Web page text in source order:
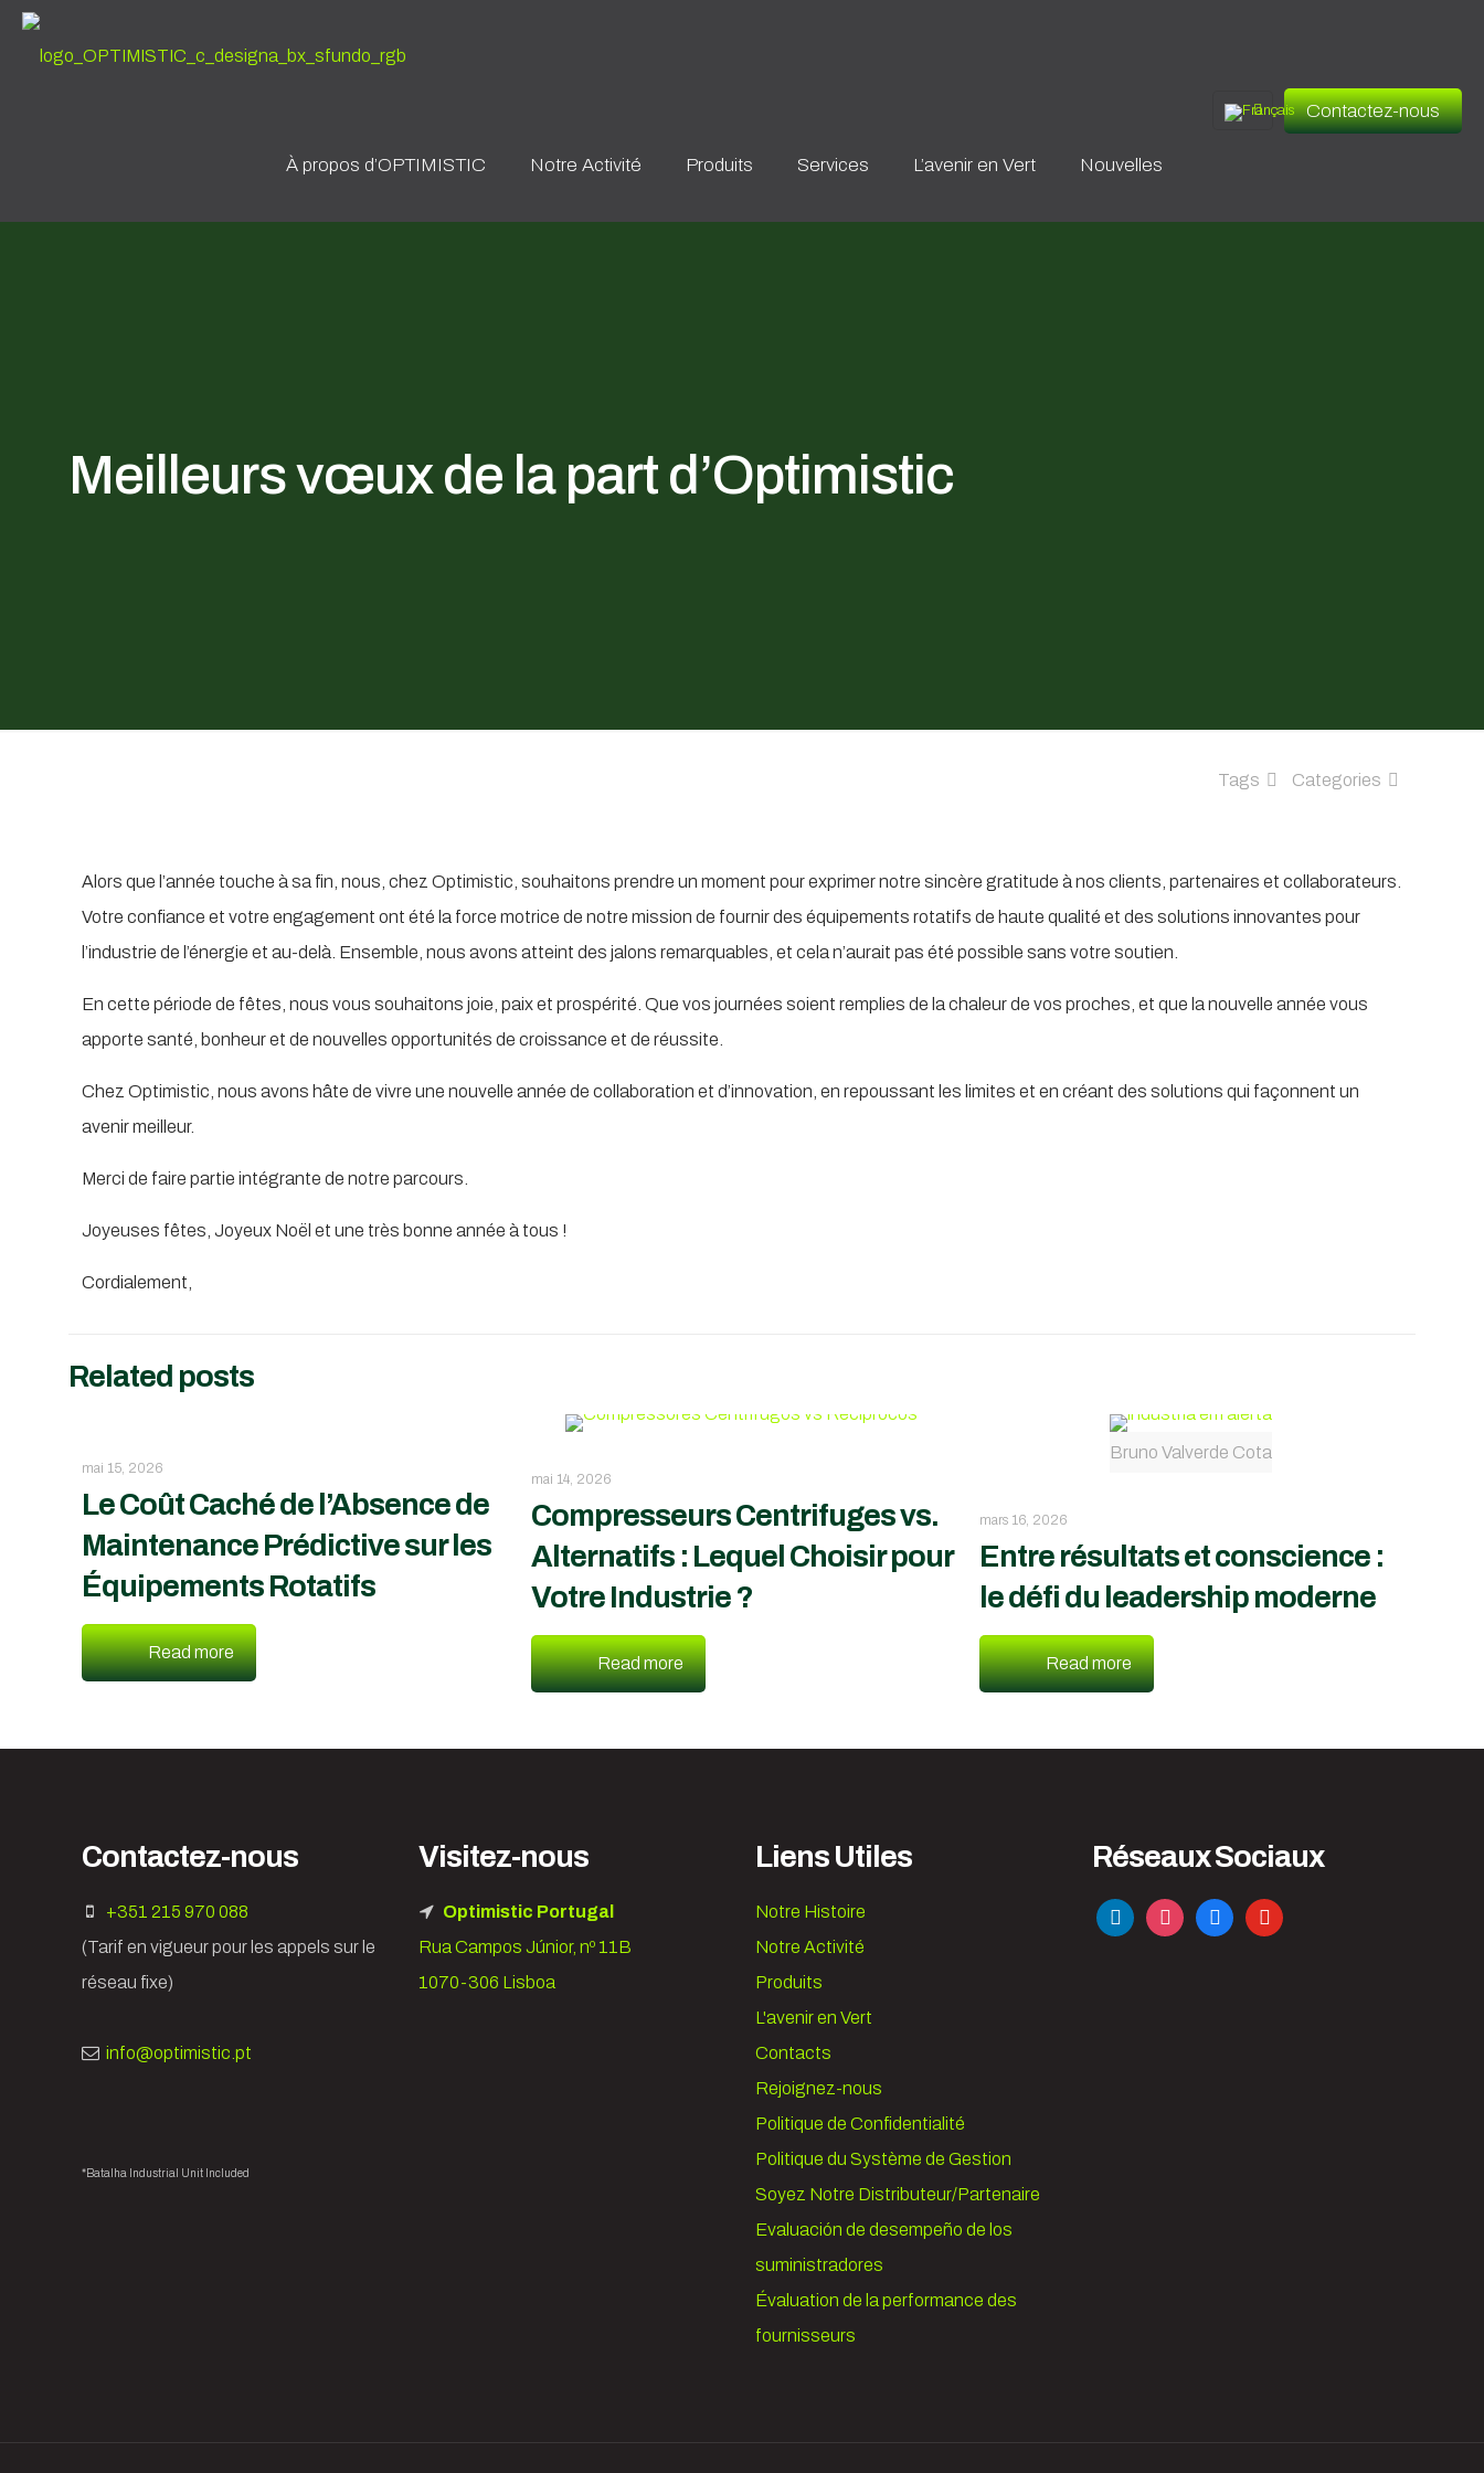
À propos d’OPTIMISTIC Notre Activité Produits Services L’avenir en Vert Nouvelles
Contactez-nous
Meilleurs vœux de la part d’Optimistic
Categories
Tags
Alors que l’année touche à sa fin, nous, chez Optimistic, souhaitons prendre un moment pour exprimer notre sincère gratitude à nos clients, partenaires et collaborateurs.
Votre confiance et votre engagement ont été la force motrice de notre mission de fournir des équipements rotatifs de haute qualité et des solutions innovantes pour
l’industrie de l’énergie et au-delà. Ensemble, nous avons atteint des jalons remarquables, et cela n’aurait pas été possible sans votre soutien.
En cette période de fêtes, nous vous souhaitons joie, paix et prospérité. Que vos journées soient remplies de la chaleur de vos proches, et que la nouvelle année vous
apporte santé, bonheur et de nouvelles opportunités de croissance et de réussite.
Chez Optimistic, nous avons hâte de vivre une nouvelle année de collaboration et d’innovation, en repoussant les limites et en créant des solutions qui façonnent un
avenir meilleur.
Merci de faire partie intégrante de notre parcours.
Joyeuses fêtes, Joyeux Noël et une très bonne année à tous !
Cordialement,
Related posts
mai 15, 2026
Le Coût Caché de l’Absence de
Maintenance Prédictive sur les
Équipements Rotatifs
Read more
mai 14, 2026
Compresseurs Centrifuges vs.
Alternatifs : Lequel Choisir pour
Votre Industrie ?
Read more
Bruno Valverde Cota
mars 16, 2026
Entre résultats et conscience :
le défi du leadership moderne
Read more
Contactez-nous
+351 215 970 088
(Tarif en vigueur pour les appels sur le
réseau fixe)
info@optimistic.pt
*Batalha Industrial Unit Included
Visitez-nous
Optimistic Portugal
Rua Campos Júnior, nº 11B
1070-306 Lisboa
Liens Utiles
Notre Histoire
Notre Activité
Produits
L'avenir en Vert
Contacts
Rejoignez-nous
Politique de Confidentialité
Politique du Système de Gestion
Soyez Notre Distributeur/Partenaire
Evaluación de desempeño de los
suministradores
Évaluation de la performance des
fournisseurs
Réseaux Sociaux
linkedininstagramfacebookyoutube